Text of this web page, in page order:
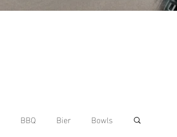
BBQ Bier Bowls